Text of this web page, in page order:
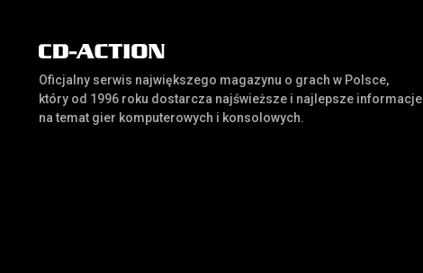
Oficjalny serwis największego magazynu o grach w Polsce,
który od 1996 roku dostarcza najświeższe i najlepsze informacje
na temat gier komputerowych i konsolowych.